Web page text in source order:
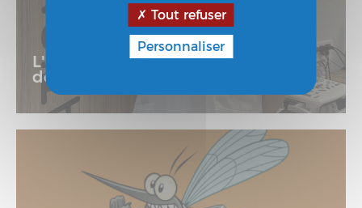
L'offre de soin s'étoffe au centre
de santé de Pontault-Combault !
Tout refuser
Personnaliser